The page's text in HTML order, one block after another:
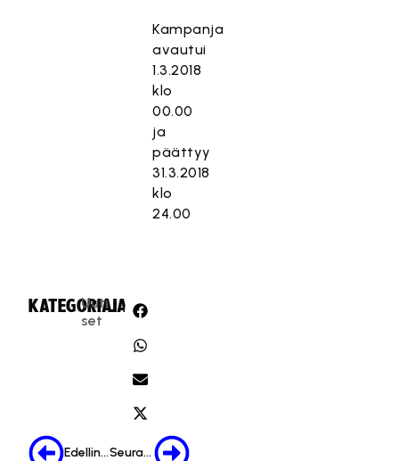
Kampanja
avautui
1.3.2018
klo
00.00
ja
päättyy
31.3.2018
klo
24.00
KATEGORIA:
Uuti
set
JAA:
Edellinen Seuraava